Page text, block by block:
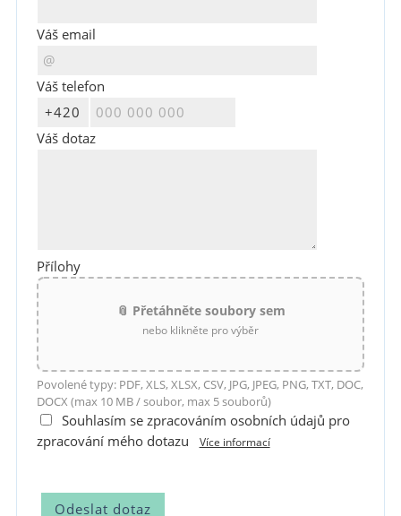
Váš email
Váš telefon
Váš dotaz
Přílohy
📎 Přetáhněte soubory sem
nebo klikněte pro výběr
Povolené typy: PDF, XLS, XLSX, CSV, JPG, JPEG, PNG, TXT, DOC,
DOCX (max 10 MB / soubor, max 5 souborů)
Souhlasím se zpracováním osobních údajů pro
zpracování mého dotazu
Více informací